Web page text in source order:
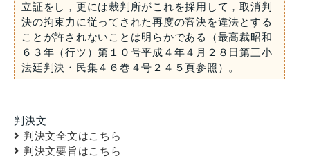
立証をし，更には裁判所がこれを採用して，取消判
決の拘束力に従ってされた再度の審決を違法とする
ことが許されないことは明らかである（最高裁昭和
６３年（行ツ）第１０号平成４年４月２８日第三小
法廷判決・民集４６巻４号２４５頁参照）。
判決文
判決文全文はこちら
判決文要旨はこちら